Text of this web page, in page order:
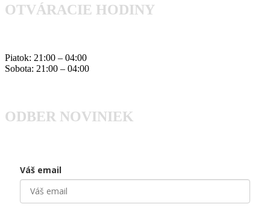
OTVÁRACIE HODINY
Piatok: 21:00 – 04:00
Sobota: 21:00 – 04:00
ODBER NOVINIEK
Váš email